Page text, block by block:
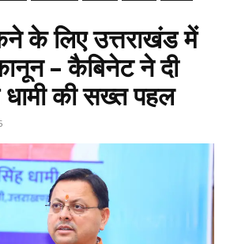
के लिए उत्तराखंड में
– कैबिनेट ने दी
की सख्त पहल